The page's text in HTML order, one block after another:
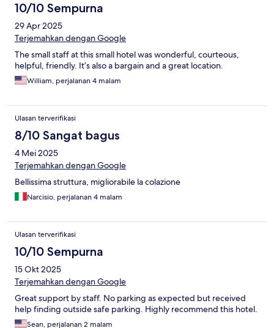
10/10 Sempurna
29 Apr 2025
Terjemahkan dengan Google
The small staff at this small hotel was wonderful, courteous,
helpful, friendly. It’s also a bargain and a great location.
William, perjalanan 4 malam
Ulasan terverifikasi
8/10 Sangat bagus
4 Mei 2025
Terjemahkan dengan Google
Bellissima struttura, migliorabile la colazione
Narcisio, perjalanan 4 malam
Ulasan terverifikasi
10/10 Sempurna
15 Okt 2025
Terjemahkan dengan Google
Great support by staff. No parking as expected but received
help finding outside safe parking. Highly recommend this hotel.
Sean, perjalanan 2 malam